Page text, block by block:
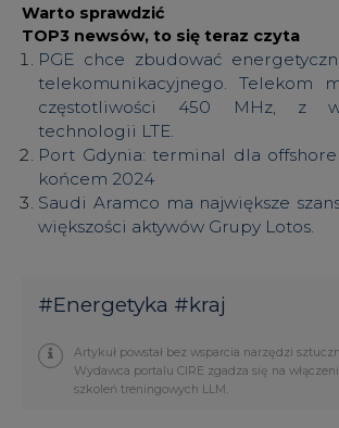
Warto sprawdzić
TOP3 newsów, to się teraz czyta
PGE chce zbudować
telekomunikacyjnego. Telekom
częstotliwości 450 MHz, z
technologii LTE.
Port Gdynia: terminal dla
końcem 2024
Saudi Aramco ma największe
większości aktywów Grupy Lotos.
#Energetyka #kraj
Artykuł powstał bez wsparcia narzędzi
Wydawca portalu CIRE zgadza się na
szkoleń treningowych LLM.